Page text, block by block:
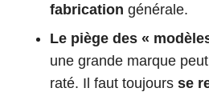
fabrication générale.
Le piège des «
une grande marque
raté. Il faut toujours se